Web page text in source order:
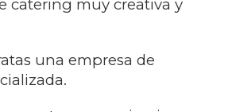
catering muy creativa y
una empresa de